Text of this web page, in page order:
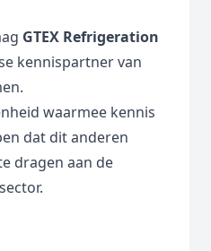
GTEX Refrigeration
kennispartner van
waarmee kennis
dat dit anderen
dragen aan de